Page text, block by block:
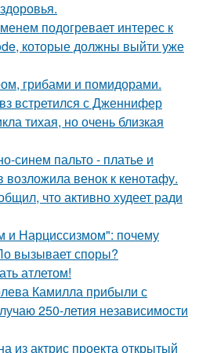
подогревает интерес к
которые должны выйти уже
грибами и помидорами.
встретился с Дженнифер
тихая, но очень близкая
синем пальто - платье и
венок к кенотафу.
что активно худеет ради
Нарциссизмом": почему
вызывает споры?
атлетом!
Камилла прибыли с
250-летия независимости
из актрис проекта открытый